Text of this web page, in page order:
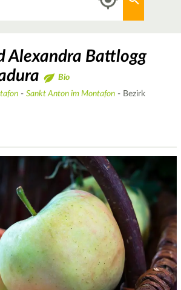
Alexandra Battlogg
Bio
- Sankt Anton im Montafon - Bezirk